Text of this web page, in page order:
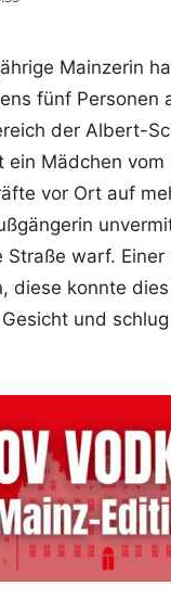
Mainzerin
fünf Personen
der Albert-
Mädchen
vor Ort auf
warf.
diese konnte
und